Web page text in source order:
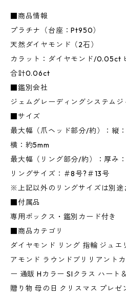
■商品情報
プラチナ（台座：Pt950）
天然ダイヤモンド（2石）
カラット：ダイヤモンド/0.05ct
合計0.06ct
■鑑別会社
ジェムグレーディングシステムジ
■サイズ
最大幅（爪ヘッド部分/約）：縦
横：約5mm
最大幅（リング部分/約）：厚み
リングサイズ：＃8号?＃13号
※上記以外のリングサイズは別途
■付属品
専用ボックス・鑑別カード付き
■商品カテゴリ
ダイヤモンド リング 指輪 ジュエ
アモンド ラウンドブリリアント
ー 通販 Hカラー SIクラス ハート
贈り物 母の日 クリスマス プレゼ